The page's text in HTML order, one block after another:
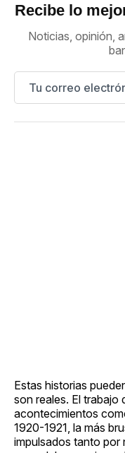
Recibe lo
Noticias, opinión,
Estas historias
son reales. El trabajo
acontecimientos
1920-1921, la más
impulsados tanto por